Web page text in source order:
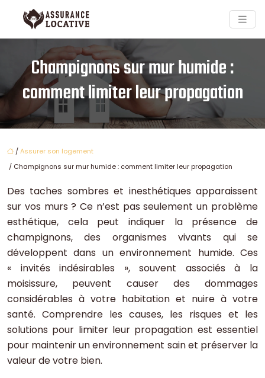
Champignons sur mur humide :
comment limiter leur propagation
/Assurer son logement
/ Champignons sur mur humide : comment limiter leur propagation
Des taches sombres et inesthétiques apparaissent
sur vos murs ? Ce n’est pas seulement un problème
esthétique, cela peut indiquer la présence de
champignons, des organismes vivants qui se
développent dans un environnement humide. Ces
« invités indésirables », souvent associés à la
moisissure, peuvent causer des dommages
considérables à votre habitation et nuire à votre
santé. Comprendre les causes, les risques et les
solutions pour limiter leur propagation est essentiel
pour maintenir un environnement sain et préserver la
valeur de votre bien.